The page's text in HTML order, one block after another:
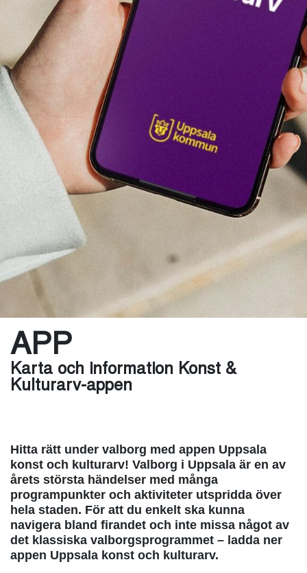
APP
Karta och information Konst &
Kulturarv-appen
Hitta rätt under valborg med appen Uppsala
konst och kulturarv! Valborg i Uppsala är en av
årets största händelser med många
programpunkter och aktiviteter utspridda över
hela staden. För att du enkelt ska kunna
navigera bland firandet och inte missa något av
det klassiska valborgsprogrammet – ladda ner
appen Uppsala konst och kulturarv.